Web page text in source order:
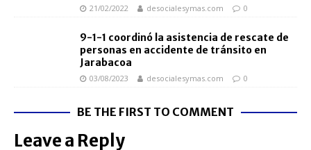
21/02/2022 desocialesymas.com 0
9-1-1 coordinó la asistencia de rescate de
personas en accidente de tránsito en
Jarabacoa
03/08/2023 desocialesymas.com 0
BE THE FIRST TO COMMENT
Leave a Reply